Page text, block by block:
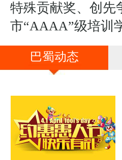
特殊贡献奖、创先
市“AAAA”级培训
巴蜀动态